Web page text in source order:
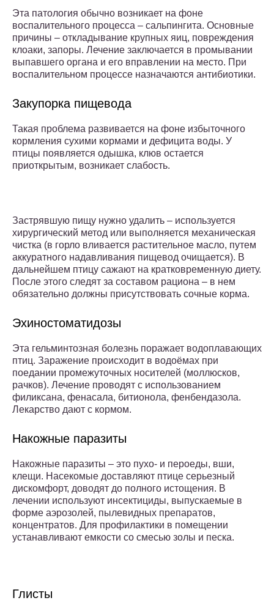
Эта патология обычно возникает на фоне
воспалительного процесса – сальпингита. Основные
причины – откладывание крупных яиц, повреждения
клоаки, запоры. Лечение заключается в промывании
выпавшего органа и его вправлении на место. При
воспалительном процессе назначаются антибиотики.
Закупорка пищевода
Такая проблема развивается на фоне избыточного
кормления сухими кормами и дефицита воды. У
птицы появляется одышка, клюв остается
приоткрытым, возникает слабость.
Застрявшую пищу нужно удалить – используется
хирургический метод или выполняется механическая
чистка (в горло вливается растительное масло, путем
аккуратного надавливания пищевод очищается). В
дальнейшем птицу сажают на кратковременную диету.
После этого следят за составом рациона – в нем
обязательно должны присутствовать сочные корма.
Эхиностоматидозы
Эта гельминтозная болезнь поражает водоплавающих
птиц. Заражение происходит в водоёмах при
поедании промежуточных носителей (моллюсков,
рачков). Лечение проводят с использованием
филиксана, фенасала, битионола, фенбендазола.
Лекарство дают с кормом.
Накожные паразиты
Накожные паразиты – это пухо- и пероеды, вши,
клещи. Насекомые доставляют птице серьезный
дискомфорт, доводят до полного истощения. В
лечении используют инсектициды, выпускаемые в
форме аэрозолей, пылевидных препаратов,
концентратов. Для профилактики в помещении
устанавливают емкости со смесью золы и песка.
Глисты